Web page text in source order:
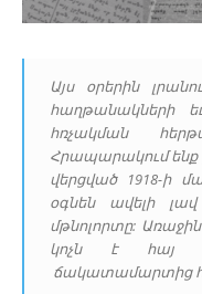
Այս օրերին
հաղթանակների
հռչակման
Հրապարակում ենք
վերցված 1918-ի
օգնեն ավելի
մթնոլորտը:
կոչն է հայ
ճակատամարտից